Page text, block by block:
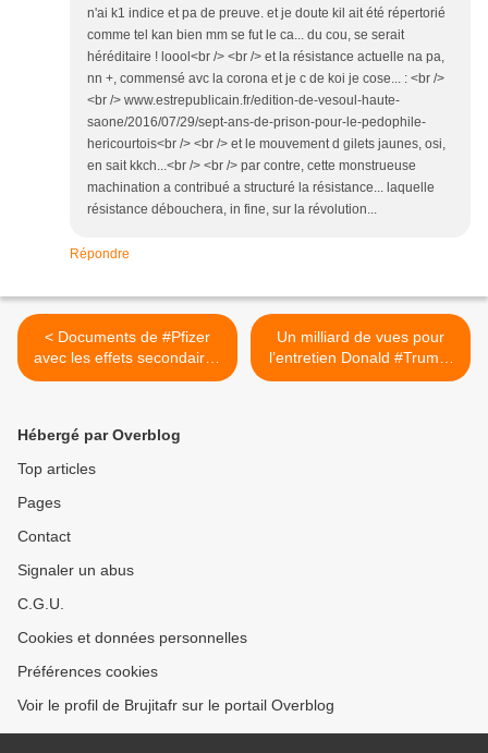
n'ai k1 indice et pa de preuve. et je doute kil ait été répertorié
comme tel kan bien mm se fut le ca... du cou, se serait
héréditaire ! loool<br /> <br /> et la résistance actuelle na pa,
nn +, commensé avc la corona et je c de koi je cose... : <br />
<br /> www.estrepublicain.fr/edition-de-vesoul-haute-
saone/2016/07/29/sept-ans-de-prison-pour-le-pedophile-
hericourtois<br /> <br /> et le mouvement d gilets jaunes, osi,
en sait kkch...<br /> <br /> par contre, cette monstrueuse
machination a contribué a structuré la résistance... laquelle
résistance débouchera, in fine, sur la révolution...
Répondre
< Documents de #Pfizer
avec les effets secondaires
qu'ils voulaient sceller
Un milliard de vues pour
l’entretien Donald #Trump-
Elon Musk ! + La
Hébergé par Overblog
Top articles
Pages
Contact
Signaler un abus
C.G.U.
Cookies et données personnelles
Préférences cookies
Voir le profil de Brujitafr sur le portail Overblog